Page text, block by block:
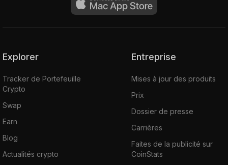
Explorer
Tracker de Portefeuille
Crypto
Swap
Earn
Blog
Actualités crypto
Entreprise
Mises à jour des produits
Prix
Dossier de presse
Carrières
Faites de la publicité sur
CoinStats